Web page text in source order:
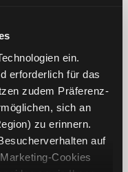
ein.
erforderlich für das
zudem Präferenz-
sich an
zu erinnern.
auf
Cookies
ist die
Sie können
auf jede Wahl
erhalten, tragen
der erstenZeile
geben Sie die
ein.